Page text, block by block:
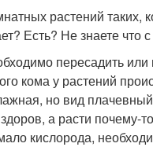
растений таких,
Есть? Не знаете что
пересадить
кома у растений
но вид
а расти почему-
кислорода,